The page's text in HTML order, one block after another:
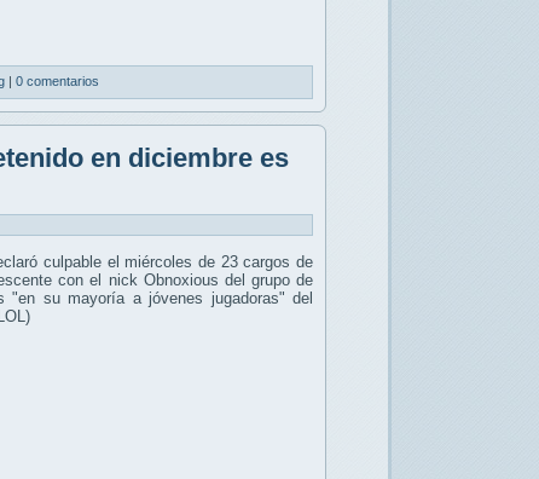
| 0 comentarios
en diciembre es
culpable el miércoles de 23 cargos de
con el nick Obnoxious del grupo de
"en su mayoría a jóvenes jugadoras" del